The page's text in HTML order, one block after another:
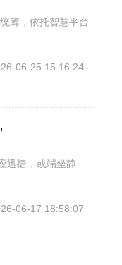
筹，依托智慧平台
06-25 15:16:24
迅捷，或端坐静
06-17 18:58:07